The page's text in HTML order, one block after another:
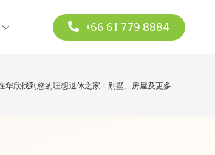
+66 61 779 8884
华欣找到您的理想退休之家：别墅、房屋及更多